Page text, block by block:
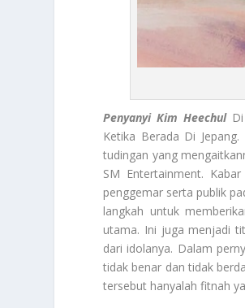
Penyanyi Kim HeechulDi
Ketika Berada Di
tudingan yang
SM Entertainment.
penggemar serta publik
langkah untuk
utama. Ini juga menjadi
dari idolanya. Dalam
tidak benar dan tidak
tersebut hanyalah fitnah